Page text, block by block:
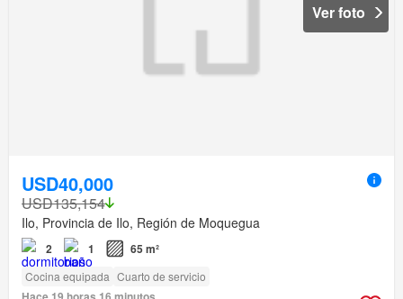
Ver foto
USD40,000
USD135,154
Ilo, Provincia de Ilo, Región de Moquegua
2 1 65 m²
Cocina equipada Cuarto de servicio